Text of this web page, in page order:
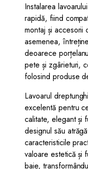
Instalarea
rapidă, fiind
montaj și
asemenea,
deoarece
pete și zgârieturi,
folosind produse
Lavoarul
excelentă pentru
calitate, elegant și
designul său
caracteristicile
valoare estetică și
baie,